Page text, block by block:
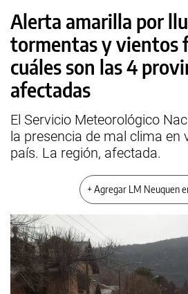
Alerta amarilla por
tormentas y vientos
cuáles son las 4
afectadas
El Servicio Meteorológico
la presencia de mal clima en
país. La región, afectada.
+ Agregar LM Neuquen